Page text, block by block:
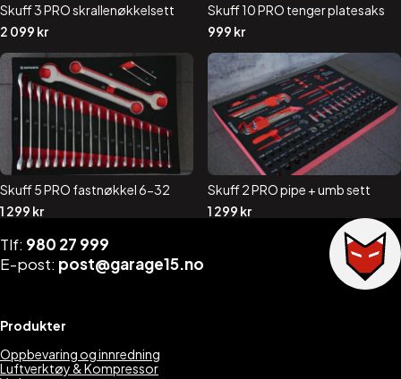
Skuff 3 PRO skrallenøkkelsett
2 099 kr
Skuff 10 PRO tenger platesaks
999 kr
Skuff 5 PRO fastnøkkel 6-32
1 299 kr
Skuff 2 PRO pipe + umb sett
1 299 kr
Tlf: 980 27 999
E-post: post@garage15.no
Produkter
Oppbevaring og innredning
Luftverktøy & Kompressor